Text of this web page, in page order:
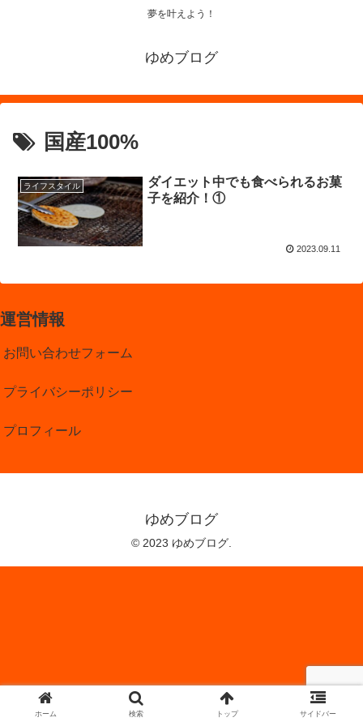
夢を叶えよう！
ゆめブログ
国産100%
ライフスタイル
ダイエット中でも食べられるお菓
子を紹介！①
2023.09.11
運営情報
お問い合わせフォーム
プライバシーポリシー
プロフィール
ゆめブログ
© 2023 ゆめブログ.
ホーム 検索 トップ サイドバー